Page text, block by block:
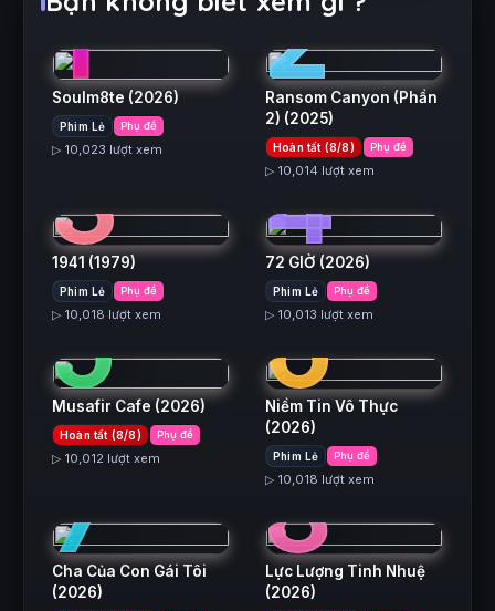
1
Soulm8te (2026)
Phim Lẻ Phụ đề
▷ 10,023 lượt xem
2
Ransom Canyon (Phần
2) (2025)
Hoàn tất (8/8) Phụ đề
▷ 10,014 lượt xem
3
1941 (1979)
Phim Lẻ Phụ đề
▷ 10,018 lượt xem
4
72 GIỜ (2026)
Phim Lẻ Phụ đề
▷ 10,013 lượt xem
5
Musafir Cafe (2026)
Hoàn tất (8/8) Phụ đề
▷ 10,012 lượt xem
6
Niềm Tin Vô Thực
(2026)
Phim Lẻ Phụ đề
▷ 10,018 lượt xem
7
Cha Của Con Gái Tôi
(2026)
8
Lực Lượng Tinh Nhuệ
(2026)